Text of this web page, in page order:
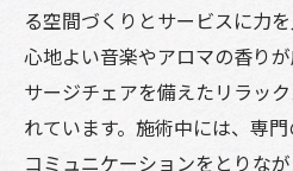
る空間づくりとサービスに力
心地よい音楽やアロマの香り
サージチェアを備えたリラッ
れています。施術中には、専
コミュニケーションをとりな